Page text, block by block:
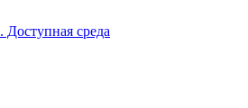
Доступная среда